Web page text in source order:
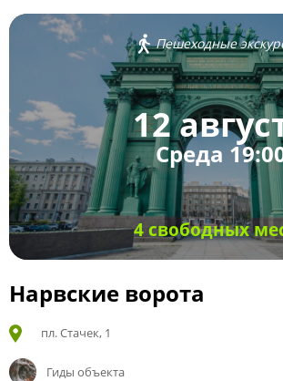
Пешеходные
12
Среда
4 свободных
Нарвские ворота
пл. Стачек, 1
Гиды объекта